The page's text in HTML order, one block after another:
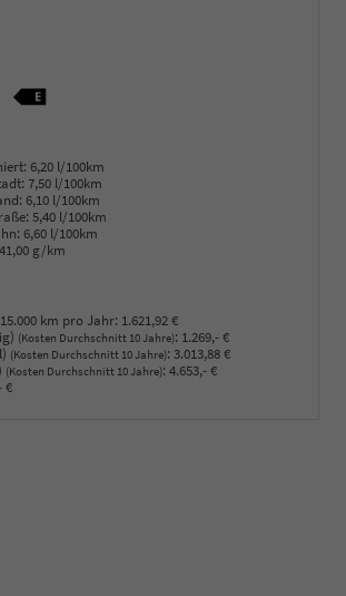
6,20 l/100km
7,50 l/100km
6,10 l/100km
5,40 l/100km
6,60 l/100km
g/km
km pro Jahr: 1.621,92 €
(Kosten Durchschnitt 10 Jahre): 1.269,- €
(Kosten Durchschnitt 10 Jahre): 3.013,88 €
(Kosten Durchschnitt 10 Jahre): 4.653,- €
€